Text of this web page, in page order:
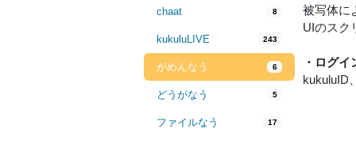
chaat 8
kukuluLIVE 243
がめんなう 6
どうがなう 5
ファイルなう 17
被写体に
UIのスク
・ログ
kukuluID